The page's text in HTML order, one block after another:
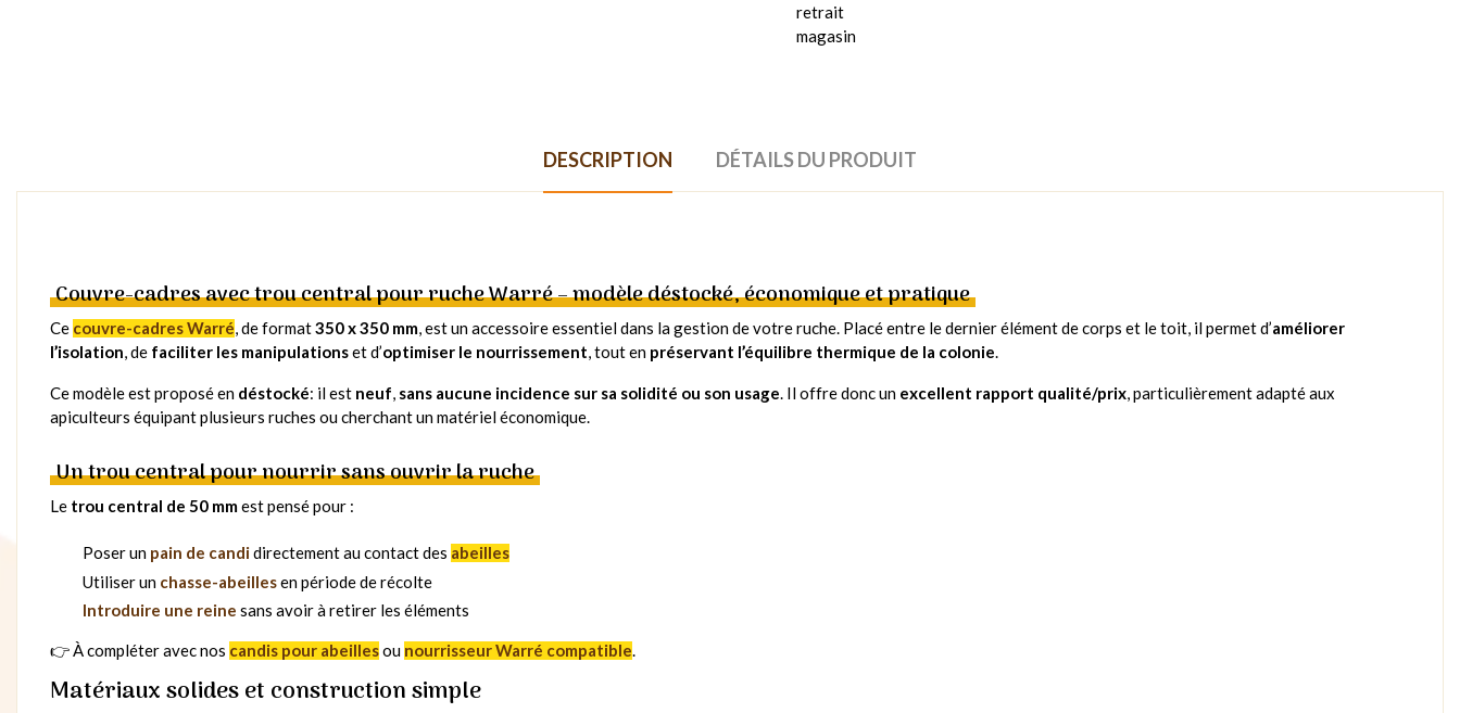
retrait
magasin
DESCRIPTION DÉTAILS DU PRODUIT
Couvre-cadres avec trou central pour ruche Warré – modèle déstocké, économique et pratique
Ce couvre-cadres Warré, de format350 x 350 mm, est un accessoire essentiel dans la gestion de votre ruche. Placé entre le dernier élément de corps et le toit, il permet d’améliorer
l’isolation, de faciliter les manipulationset d’optimiser le nourrissement, tout en préservant l’équilibre thermique de la colonie.
Ce modèle est proposé en déstocké: il est neuf, sans aucune incidence sur sa solidité ou son usage. Il offre donc un excellent rapport qualité/prix, particulièrement adapté aux
apiculteurs équipant plusieurs ruches ou cherchant un matériel économique.
Un trou central pour nourrir sans ouvrir la ruche
Le trou central de 50 mmest pensé pour :
Poser un pain de candidirectement au contact des abeilles
Utiliser un chasse-abeillesen période de récolte
Introduire une reine sans avoir à retirer les éléments
👉 À compléter avec nos candis pour abeillesou nourrisseur Warré compatible.
Matériaux solides et construction simple